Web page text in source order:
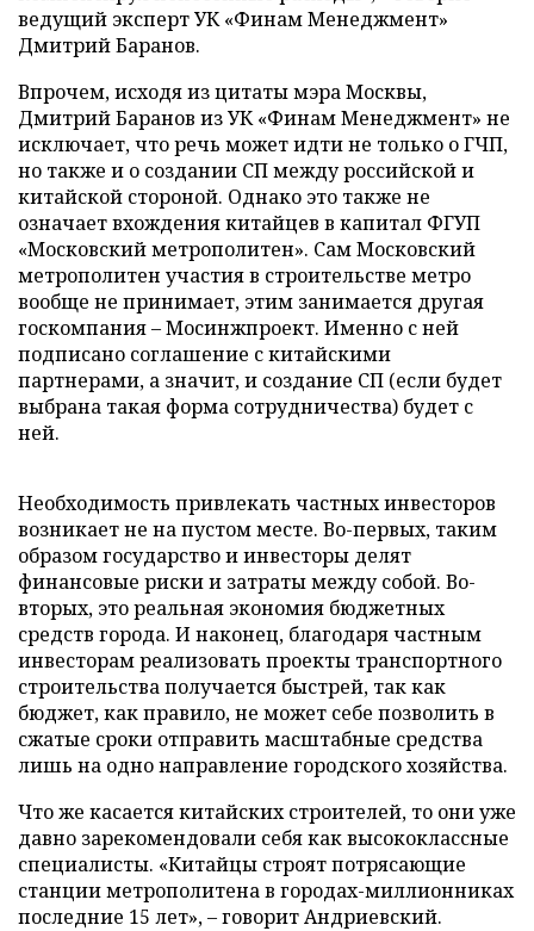
ведущий эксперт УК «Финам Менеджмент»
Дмитрий Баранов.
Впрочем, исходя из цитаты мэра Москвы,
Дмитрий Баранов из УК «Финам Менеджмент» не
исключает, что речь может идти не только о ГЧП,
но также и о создании СП между российской и
китайской стороной. Однако это также не
означает вхождения китайцев в капитал ФГУП
«Московский метрополитен». Сам Московский
метрополитен участия в строительстве метро
вообще не принимает, этим занимается другая
госкомпания – Мосинжпроект. Именно с ней
подписано соглашение с китайскими
партнерами, а значит, и создание СП (если будет
выбрана такая форма сотрудничества) будет с
ней.
Необходимость привлекать частных инвесторов
возникает не на пустом месте. Во-первых, таким
образом государство и инвесторы делят
финансовые риски и затраты между собой. Во-
вторых, это реальная экономия бюджетных
средств города. И наконец, благодаря частным
инвесторам реализовать проекты транспортного
строительства получается быстрей, так как
бюджет, как правило, не может себе позволить в
сжатые сроки отправить масштабные средства
лишь на одно направление городского хозяйства.
Что же касается китайских строителей, то они уже
давно зарекомендовали себя как высококлассные
специалисты. «Китайцы строят потрясающие
станции метрополитена в городах-миллионниках
последние 15 лет»,–говорит Андриевский.